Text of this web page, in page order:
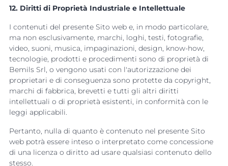
12. Diritti di Proprietà Industriale e Intellettuale
I contenuti del presente Sito web e, in modo particolare,
ma non esclusivamente, marchi, loghi, testi, fotografie,
video, suoni, musica, impaginazioni, design, know-how,
tecnologie, prodotti e procedimenti sono di proprietà di
Bemils Srl, o vengono usati con l'autorizzazione dei
proprietari e di conseguenza sono protette da copyright,
marchi di fabbrica, brevetti e tutti gli altri diritti
intellettuali o di proprietà esistenti, in conformità con le
leggi applicabili.
Pertanto, nulla di quanto è contenuto nel presente Sito
web potrà essere inteso o interpretato come concessione
di una licenza o diritto ad usare qualsiasi contenuto dello
stesso.